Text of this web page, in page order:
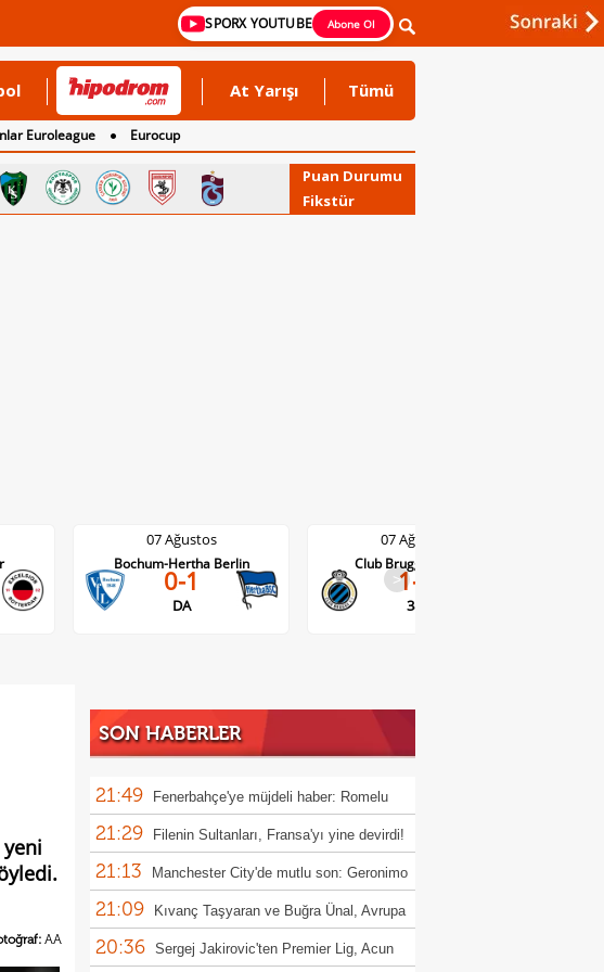
SPORX YOUTUBE Abone Ol
At Yarışı Tümü
Euroleague Eurocup
Puan Durumu
Fikstür
07 Ağustos
Club Brugge-Kortrijk
1-0
38'
07 Ağustos
Altach-WSG Tirol
3-1
>
AA
SON HABERLER
21:49 Fenerbahçe'ye müjdeli haber: Romelu
Lukaku
21:29 Filenin Sultanları, Fransa'yı yine devirdi!
21:13 Manchester City'de mutlu son: Geronimo
Rulli
21:09 Kıvanç Taşyaran ve Buğra Ünal, Avrupa
Şampiyonası'nda finale yükseldi
20:36 Sergej Jakirovic'ten Premier Lig, Acun